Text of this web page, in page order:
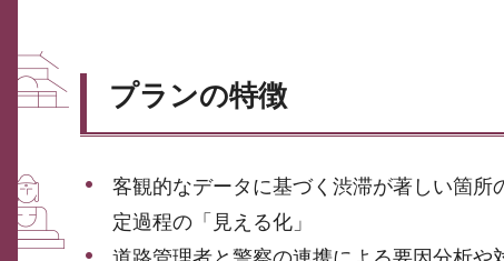
プランの特徴
客観的なデータに基づく渋滞が著しい箇
定過程の「見える化」